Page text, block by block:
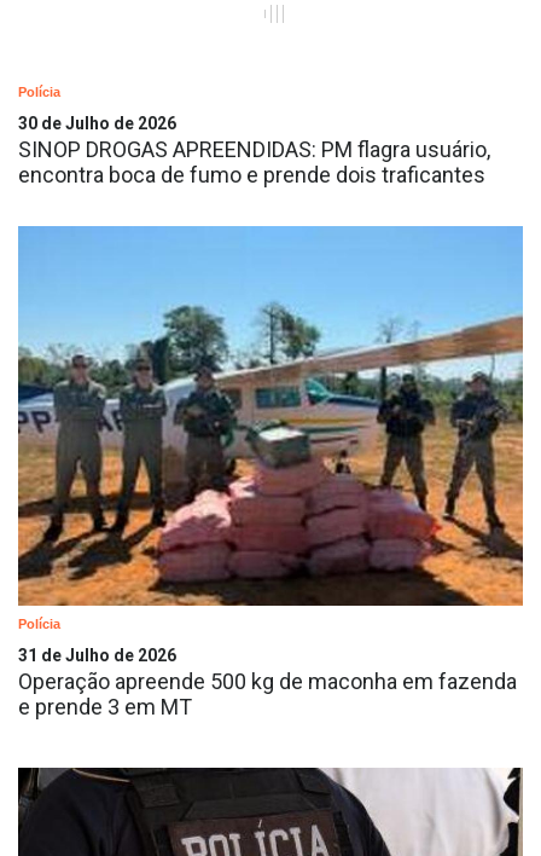
Polícia
30 de Julho de 2026
SINOP DROGAS APREENDIDAS: PM flagra usuário,
encontra boca de fumo e prende dois traficantes
Polícia
31 de Julho de 2026
Operação apreende 500 kg de maconha em fazenda
e prende 3 em MT